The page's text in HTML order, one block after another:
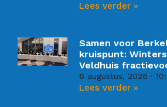
Lees verder »
Samen voor
kruispunt:
Veldhuis
6 augustus, 2026
Lees verder »